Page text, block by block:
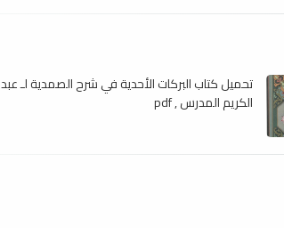
تحميل كتاب البركات الأحدية في شرح الصمدية لـ عبد
الكريم المدرس , pdf